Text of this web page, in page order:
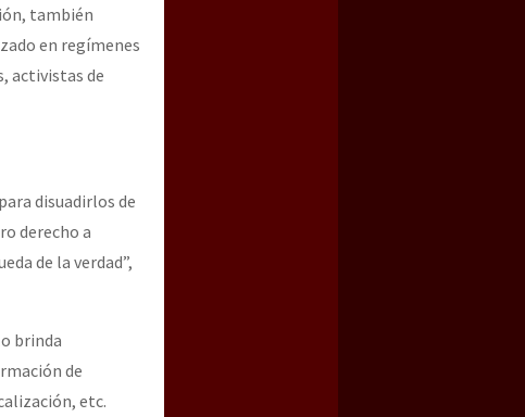
también
en regímenes
activistas de
disuadirlos de
derecho a
de la verdad”,
brinda
de
etc.